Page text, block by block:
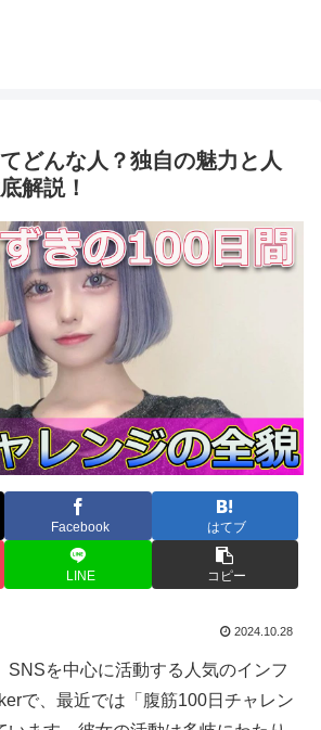
どんな人？独自の魅力と人
解説！
Facebook はてブ
LINE コピー
2024.10.28
SNSを中心に活動する人気のインフ
で、最近では「腹筋100日チャレン